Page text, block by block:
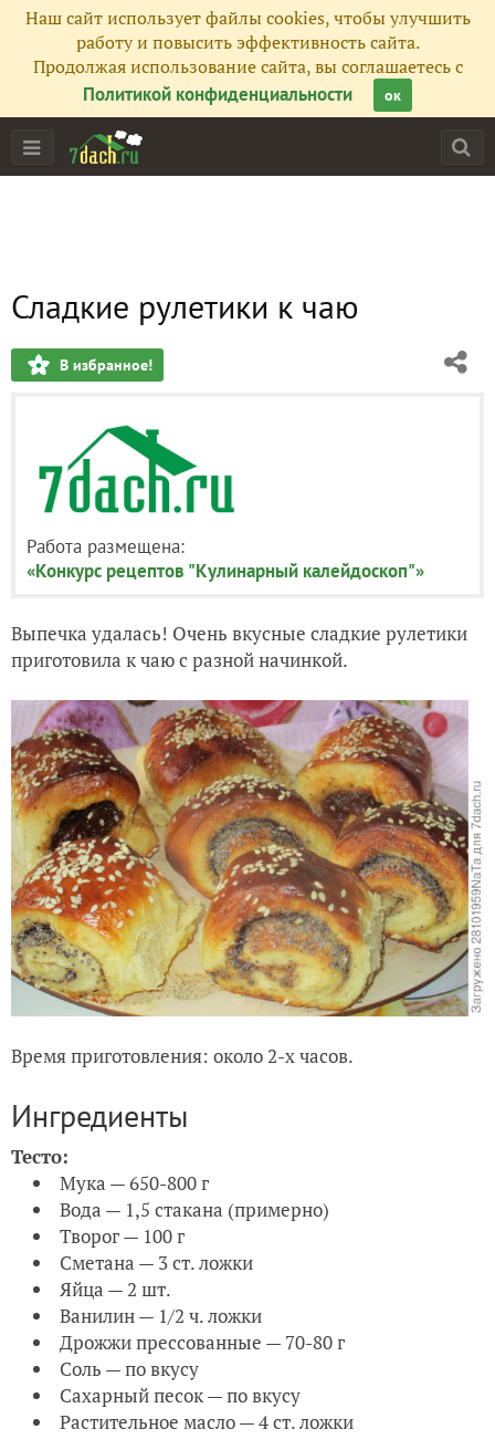
Наш сайт использует файлы cookies, чтобы улучшить
работу и повысить эффективность сайта.
Продолжая использование сайта, вы соглашаетесь с
Политикой конфиденциальности
ок
Сладкие рулетики к чаю
В избранное!
Работа размещена:
«Конкурс рецептов "Кулинарный калейдоскоп"»
Выпечка удалась! Очень вкусные сладкие рулетики
приготовила к чаю с разной начинкой.
Время приготовления: около 2-х часов.
Ингредиенты
Тесто:
Мука — 650-800 г
Вода — 1,5 стакана (примерно)
Творог — 100 г
Сметана — 3 ст. ложки
Яйца — 2 шт.
Ванилин — 1/2 ч. ложки
Дрожжи прессованные — 70-80 г
Соль — по вкусу
Сахарный песок — по вкусу
Растительное масло — 4 ст. ложки